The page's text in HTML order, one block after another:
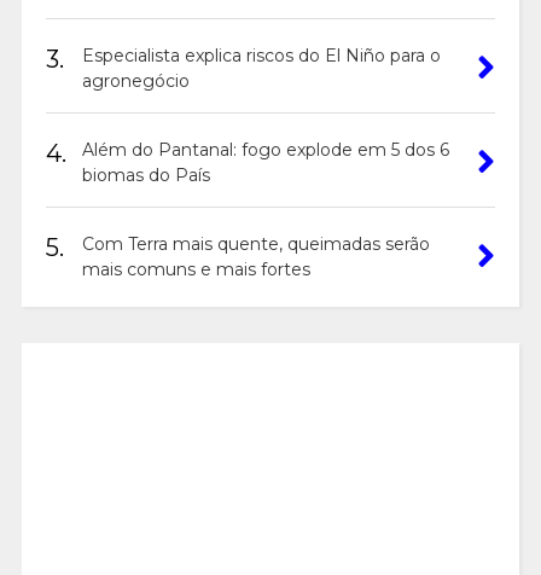
3.
Especialista explica riscos do El Niño para o
agronegócio
4.
Além do Pantanal: fogo explode em 5 dos 6
biomas do País
5.
Com Terra mais quente, queimadas serão
mais comuns e mais fortes